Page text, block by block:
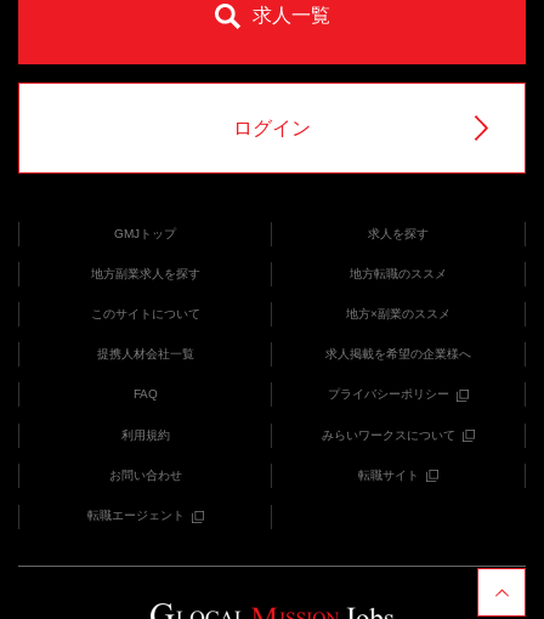
求人一覧
ログイン
GMJトップ 求人を探す
地方副業求人を探す 地方転職のススメ
このサイトについて 地方×副業のススメ
提携人材会社一覧 求人掲載を希望の企業様へ
FAQ プライバシーポリシー
利用規約 みらいワークスについて
お問い合わせ 転職サイト
転職エージェント